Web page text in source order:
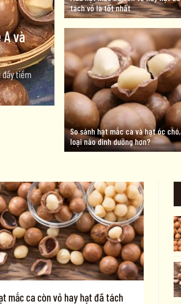
và
tiềm
tách vỏ là tốt nhất
So sánh hạt mắc ca và hạt óc chó,
loại nào dinh dưỡng hơn?
mắc ca còn vỏ hay hạt đã tách